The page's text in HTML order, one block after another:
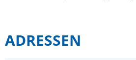
ADRESSEN